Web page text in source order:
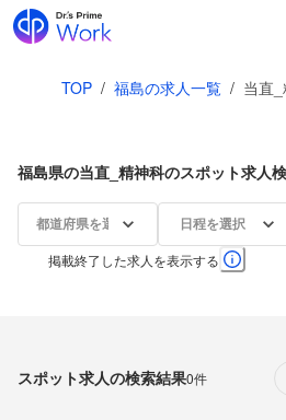
TOP / 福島の求人一覧 / 当直
福島県の当直_精神科のスポット求人
都道府県を選択 日程を選択
掲載終了した求人を表示する
スポット求人の検索結果0件